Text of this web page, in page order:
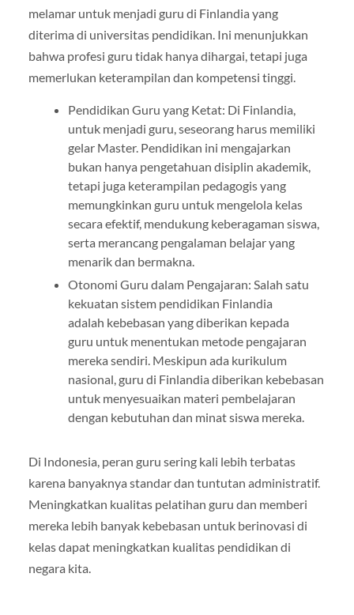
melamar untuk menjadi guru di Finlandia yang
diterima di universitas pendidikan. Ini menunjukkan
bahwa profesi guru tidak hanya dihargai, tetapi juga
memerlukan keterampilan dan kompetensi tinggi.
Pendidikan Guru yang Ketat: Di Finlandia,
untuk menjadi guru, seseorang harus memiliki
gelar Master. Pendidikan ini mengajarkan
bukan hanya pengetahuan disiplin akademik,
tetapi juga keterampilan pedagogis yang
memungkinkan guru untuk mengelola kelas
secara efektif, mendukung keberagaman siswa,
serta merancang pengalaman belajar yang
menarik dan bermakna.
Otonomi Guru dalam Pengajaran: Salah satu
kekuatan sistem pendidikan Finlandia
adalah kebebasan yang diberikan kepada
guru untuk menentukan metode pengajaran
mereka sendiri. Meskipun ada kurikulum
nasional, guru di Finlandia diberikan kebebasan
untuk menyesuaikan materi pembelajaran
dengan kebutuhan dan minat siswa mereka.
Di Indonesia, peran guru sering kali lebih terbatas
karena banyaknya standar dan tuntutan administratif.
Meningkatkan kualitas pelatihan guru dan memberi
mereka lebih banyak kebebasan untuk berinovasi di
kelas dapat meningkatkan kualitas pendidikan di
negara kita.